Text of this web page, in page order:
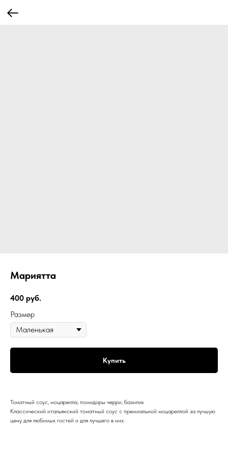
Мариятта
400 руб.
Размер
Купить
Томатный соус, моцарелла, помидоры черри, базилик
Классический итальянский томатный соус с премиальной моцареллой за лучшую
цену для любимых гостей и для лучшего в них.